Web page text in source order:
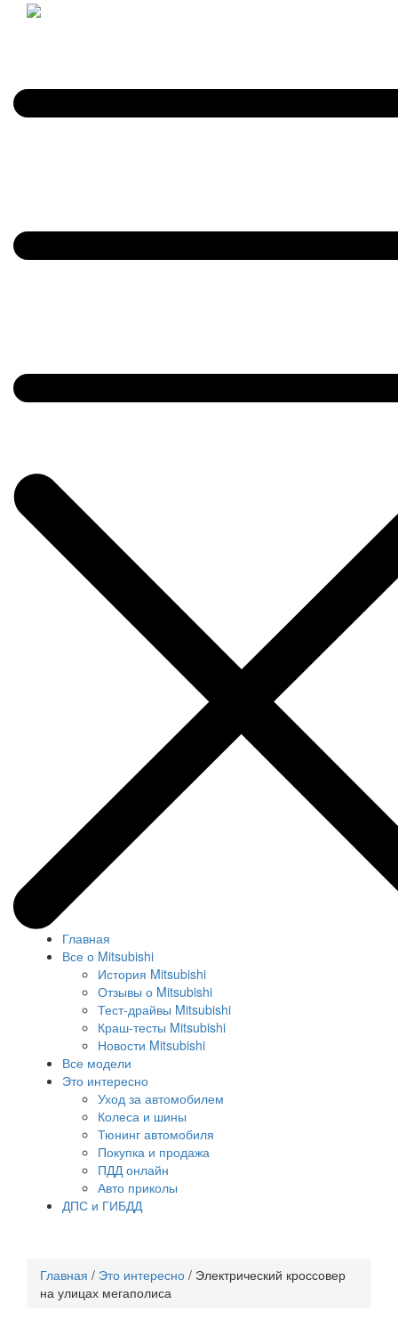
Главная
Все о Mitsubishi
История Mitsubishi
Отзывы о Mitsubishi
Тест-драйвы Mitsubishi
Краш-тесты Mitsubishi
Новости Mitsubishi
Все модели
Это интересно
Уход за автомобилем
Колеса и шины
Тюнинг автомобиля
Покупка и продажа
ПДД онлайн
Авто приколы
ДПС и ГИБДД
Главная / Это интересно / Электрический кроссовер
на улицах мегаполиса